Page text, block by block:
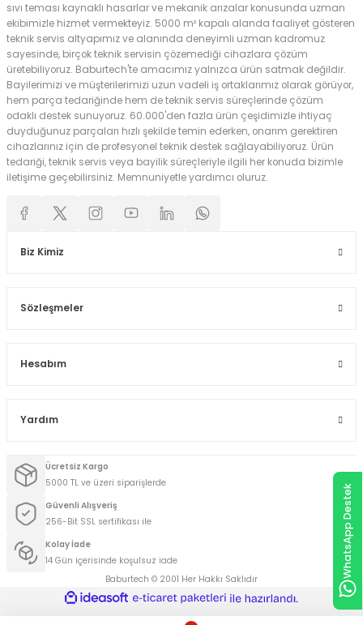
sıvı teması kaynaklı hasarlar ve mekanik arızalar konusunda uzman
ekibimizle hizmet vermekteyiz. 5000 m² kapalı alanda faaliyet gösteren
teknik servis altyapımız ve alanında deneyimli uzman kadromuz
sayesinde, birçok teknik servisin çözemediği cihazlara çözüm
üretebiliyoruz. Baburtech'te amacımız yalnızca ürün satmak değildir.
Bayilerimizi ve müşterilerimizi uzun vadeli iş ortaklarımız olarak görüyor,
hem parça tedariğinde hem de teknik servis süreçlerinde çözüm
odaklı destek sunuyoruz. 60.000'den fazla ürün çeşidimizle ihtiyaç
duyduğunuz parçaları hızlı şekilde temin ederken, onarım gerektiren
cihazlarınız için de profesyonel teknik destek sağlayabiliyoruz. Ürün
tedariği, teknik servis veya bayilik süreçleriyle ilgili her konuda bizimle
iletişime geçebilirsiniz. Memnuniyetle yardımcı oluruz.
Biz Kimiz
Sözleşmeler
Hesabım
Yardım
Ücretsiz Kargo
5000 TL ve üzeri siparişlerde
Güvenli Alışveriş
256-Bit SSL sertifikası ile
Kolay İade
14 Gün içerisinde koşulsuz iade
Baburtech © 2001 Her Hakkı Saklıdır
WhatsApp Destek
ideasoft
e-
hazırlandı.